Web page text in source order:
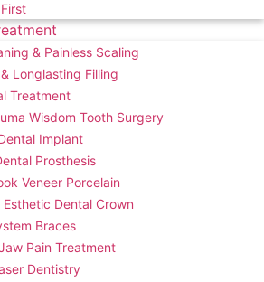
& Painless Scaling
Longlasting Filling
Treatment
Wisdom Tooth Surgery
Implant
Prosthesis
Veneer Porcelain
Esthetic Dental Crown
Braces
Pain Treatment
Dentistry